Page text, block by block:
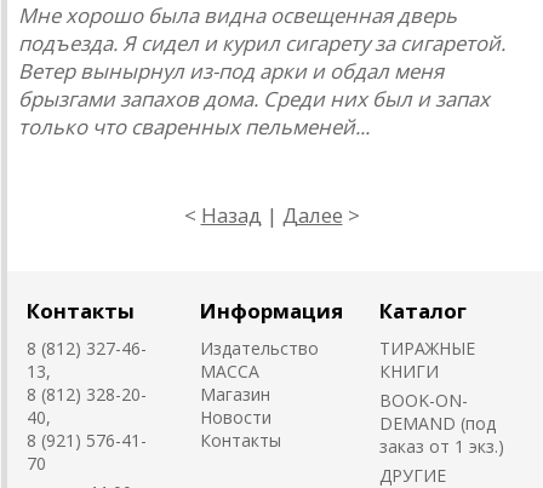
Мне хорошо была видна освещенная дверь
подъезда. Я сидел и курил сигарету за сигаретой.
Ветер вынырнул из-под арки и обдал меня
брызгами запахов дома. Среди них был и запах
только что сваренных пельменей...
< Назад | Далее >
Контакты
8 (812) 327-46-
13,
8 (812) 328-20-
40,
8 (921) 576-41-
70
Информация
Издательство
MACCA
Магазин
Новости
Контакты
Каталог
ТИРАЖНЫЕ
КНИГИ
BOOK-ON-
DEMAND (под
заказ от 1 экз.)
ДРУГИЕ